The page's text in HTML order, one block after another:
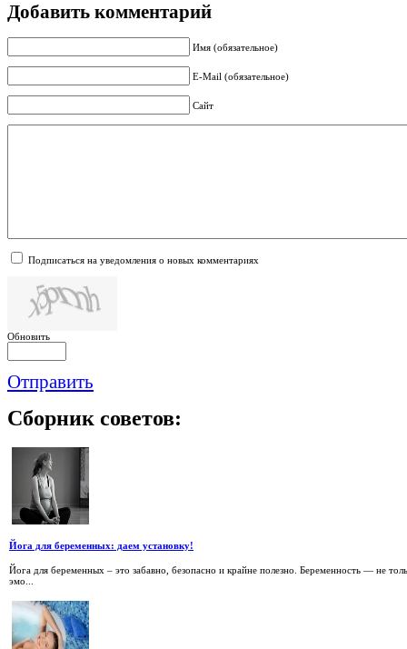
Добавить комментарий
Имя (обязательное)
E-Mail (обязательное)
Сайт
Подписаться на уведомления о новых комментариях
Обновить
Отправить
Сборник советов:
Йога для беременных: даем установку!
Йога для беременных – это забавно, безопасно и крайне полезно. Беременность — не
эмо...